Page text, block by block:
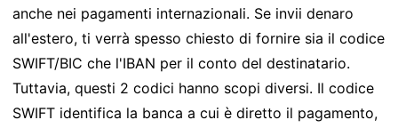
anche nei pagamenti internazionali. Se invii denaro
all'estero, ti verrà spesso chiesto di fornire sia il codice
SWIFT/BIC che l'IBAN per il conto del destinatario.
Tuttavia, questi 2 codici hanno scopi diversi. Il codice
SWIFT identifica la banca a cui è diretto il pagamento,